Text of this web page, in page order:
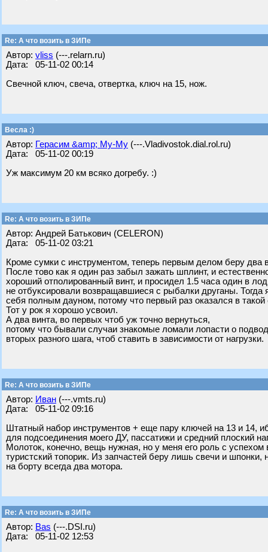
Re: А что возить в ЗИПе
Автор: vliss (---.relarn.ru)
Дата: 05-11-02 00:14
Свечной ключ, свеча, отвертка, ключ на 15, нож.
Весла :)
Автор: Герасим &amp; Му-Му (---.Vladivostok.dial.rol.ru)
Дата: 05-11-02 00:19
Уж максимум 20 км всяко догребу. :)
Re: А что возить в ЗИПе
Автор: Андрей Батькович (CELERON)
Дата: 05-11-02 03:21
Кроме сумки с инструментом, теперь первым делом беру два
После тово как я один раз забыл зажать шплинт, и
хороший отполированный винт, и просидел 1.5 часа один в
не отбуксировали возвращавшиеся с рыбалки друганы. Тогда
себя полным дауном, потому что первый раз оказался в такой
Тот у рок я хорошо усвоил.
А два винта, во первых чтоб уж точно вернуться,
потому что бывали случаи знакомые ломали лопасти о
вторых разного шага, чтоб ставить в зависимости от нагрузки.
Re: А что возить в ЗИПе
Автор: Иван (---.vmts.ru)
Дата: 05-11-02 09:16
Штатный набор инструментов + еще пару ключей на 13 и 14,
для подсоединения моего ДУ, пассатижи и средний плоский
Молоток, конечно, вещь нужная, но у меня его роль с успехом
туристский топорик. Из запчастей беру лишь свечи и шпонки,
на борту всегда два мотора.
Re: А что возить в ЗИПе
Автор: Bas (---.DSI.ru)
Дата: 05-11-02 12:53